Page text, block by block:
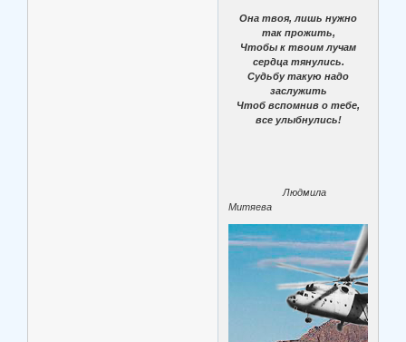
Она твоя, лишь нужно
так прожить,
Чтобы к твоим лучам
сердца тянулись.
Судьбу такую надо
заслужить
Чтоб вспомнив о тебе,
все улыбнулись!
Людмила
Митяева